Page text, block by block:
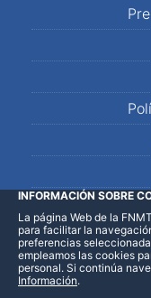
LinkedIn
INFORMACIÓN SOBRE
La página Web de la
para facilitar la
preferencias
empleamos las cookies
personal. Si continúa
Información.